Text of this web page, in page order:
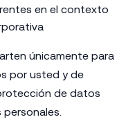
en el contexto
únicamente para
por usted y de
de datos